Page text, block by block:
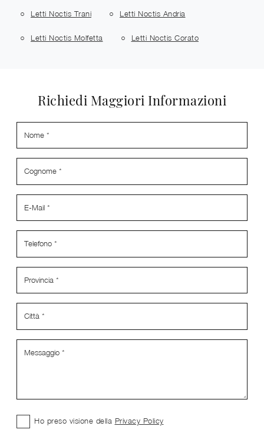
Letti Noctis Trani Letti Noctis Andria
Letti Noctis Molfetta Letti Noctis Corato
Richiedi Maggiori Informazioni
Ho preso visione della Privacy Policy